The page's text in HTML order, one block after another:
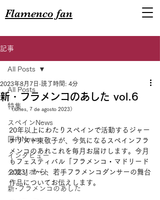
Flamenco fan
記事
All Posts
特集
スペインNews
国内News
インタビュー
公演リポート
新･フラメンコのあした
All Posts
新・フラメンコのあした vol.6
2023年8月7日 読了時間: 4分
（lunes, 7 de agosto 2023）
20年以上にわたりスペインで活動するジャー
ナリスト東敬子が、今気になるスペインフラ
メンコのあれこれを毎月お届けします。今月
もフェスティバル「フラメンコ・マドリード
2023」から、若手フラメンコダンサーの舞台
作品についてお伝えします。